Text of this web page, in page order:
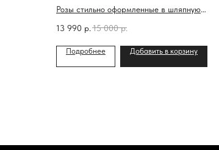
Розы стильно оформленные в шляпную
13 990 р. 15 000 р.
Подробнее Добавить в корзину